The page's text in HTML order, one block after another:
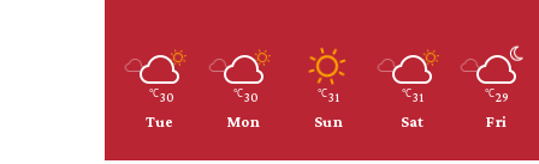
29
℃
Fri
31
℃
Sat
31
℃
Sun
30
℃
Mon
30
℃
Tue